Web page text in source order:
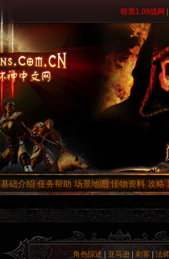
暗黑1.09战网
基础介绍 任务帮助 场景地图 怪物资料 攻略
角色综述 亚马逊 |刺客 |法